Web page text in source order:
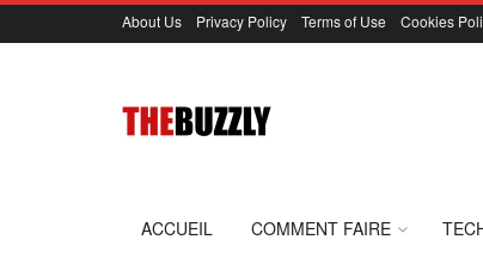
About Us Privacy Policy Terms of Use Cookies
ACCUEIL COMMENT FAIRE